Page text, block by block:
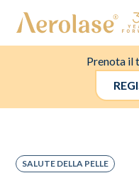
Prenota il
SALUTE DELLA PELLE